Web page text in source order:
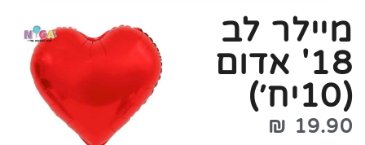
מיילר לב
18' אדום
(10יח׳)
19.90
₪